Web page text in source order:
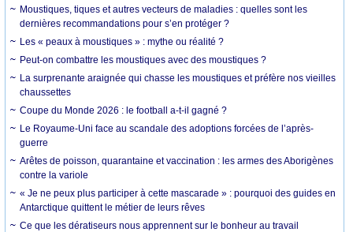
Moustiques, tiques et autres vecteurs de maladies : quelles sont les
dernières recommandations pour s’en protéger ?
Les « peaux à moustiques » : mythe ou réalité ?
Peut-on combattre les moustiques avec des moustiques ?
La surprenante araignée qui chasse les moustiques et préfère nos vieilles
chaussettes
Coupe du Monde 2026 : le football a-t-il gagné ?
Le Royaume-Uni face au scandale des adoptions forcées de l’après-
guerre
Arêtes de poisson, quarantaine et vaccination : les armes des Aborigènes
contre la variole
« Je ne peux plus participer à cette mascarade » : pourquoi des guides en
Antarctique quittent le métier de leurs rêves
Ce que les dératiseurs nous apprennent sur le bonheur au travail